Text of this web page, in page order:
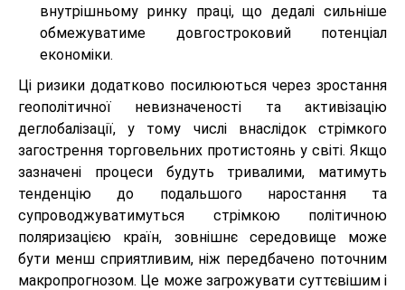
внутрішньому ринку праці, що дедалі сильніше
обмежуватиме довгостроковий потенціал
економіки.
Ці ризики додатково посилюються через зростання
геополітичної невизначеності та активізацію
деглобалізації, у тому числі внаслідок стрімкого
загострення торговельних протистоянь у світі. Якщо
зазначені процеси будуть тривалими, матимуть
тенденцію до подальшого наростання та
супроводжуватимуться стрімкою політичною
поляризацією країн, зовнішнє середовище може
бути менш сприятливим, ніж передбачено поточним
макропрогнозом. Це може загрожувати суттєвішим і